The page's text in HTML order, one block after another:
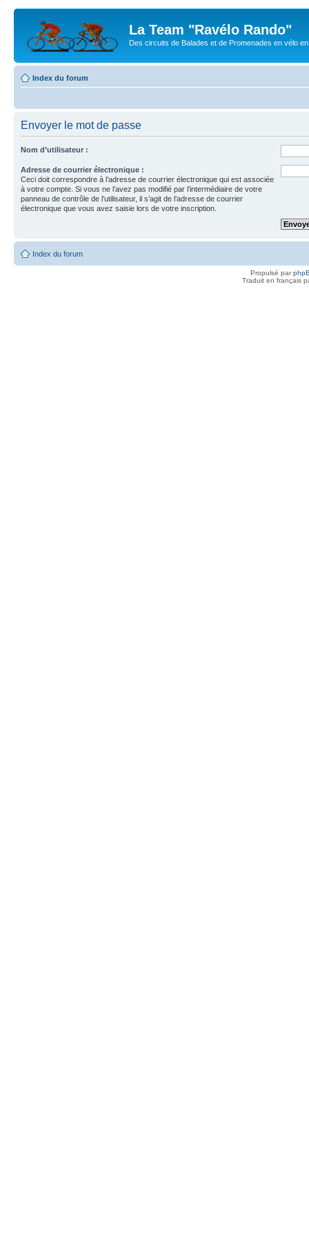
La Team "Ravélo Rando"
Des circuits de Balades et de Promenades en vélo
Index du forum
Envoyer le mot de passe
Nom d’utilisateur :
Adresse de courrier électronique :
Ceci doit correspondre à l’adresse de courrier électronique qui est associée
à votre compte. Si vous ne l’avez pas modifié par l’intermédiaire de votre
panneau de contrôle de l’utilisateur, il s’agit de l’adresse de courrier
électronique que vous avez saisie lors de votre inscription.
Index du forum
Propulsé par
Traduit en français